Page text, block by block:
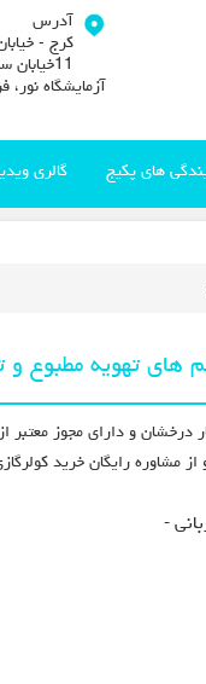
آدرس
کرج -
آزمایشگاه
های پکیج گالری
های تهویه
از مشاوره رایگان خرید
-